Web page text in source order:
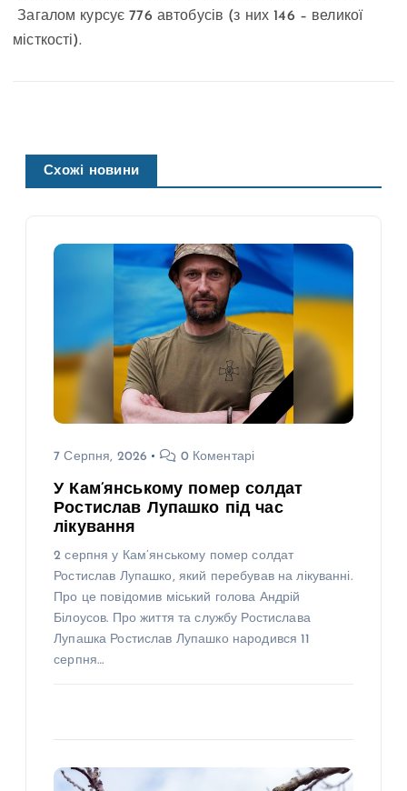
Загалом курсує 776 автобусів (з них 146 – великої
місткості).
Схожі новини
7 Серпня, 2026 0 Коментарі
У Кам’янському помер солдат
Ростислав Лупашко під час
лікування
2 серпня у Кам’янському помер солдат
Ростислав Лупашко, який перебував на лікуванні.
Про це повідомив міський голова Андрій
Білоусов. Про життя та службу Ростислава
Лупашка Ростислав Лупашко народився 11
серпня…